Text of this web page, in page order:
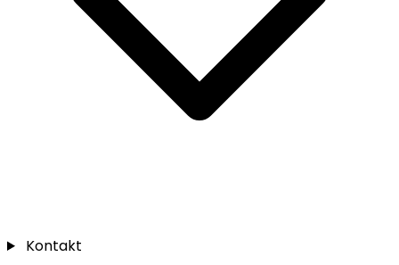
Kontakt